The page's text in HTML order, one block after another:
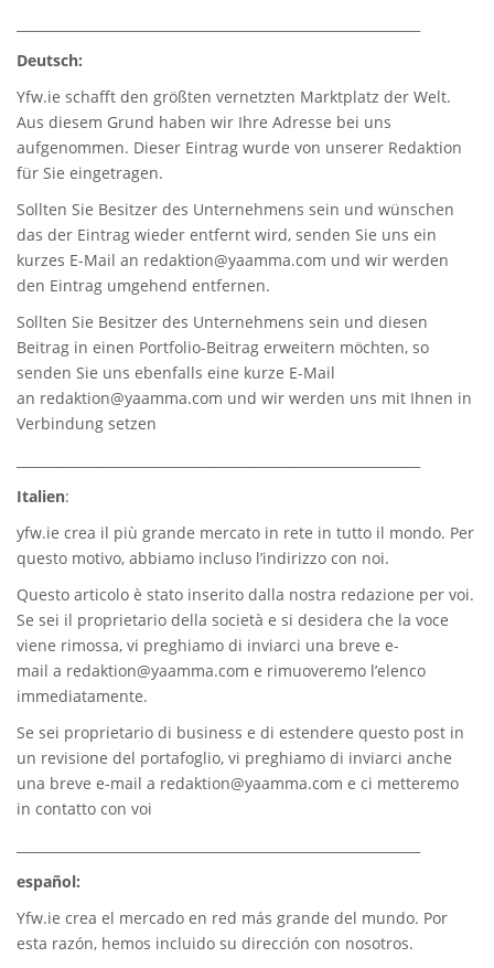
Deutsch:
Yfw.ie schafft den größten vernetzten Marktplatz der Welt.
Aus diesem Grund haben wir Ihre Adresse bei uns
aufgenommen. Dieser Eintrag wurde von unserer Redaktion
für Sie eingetragen.
Sollten Sie Besitzer des Unternehmens sein und wünschen
das der Eintrag wieder entfernt wird, senden Sie uns ein
kurzes E-Mail an redaktion@yaamma.com und wir werden
den Eintrag umgehend entfernen.
Sollten Sie Besitzer des Unternehmens sein und diesen
Beitrag in einen Portfolio-Beitrag erweitern möchten, so
senden Sie uns ebenfalls eine kurze E-Mail
an redaktion@yaamma.com und wir werden uns mit Ihnen in
Verbindung setzen
Italien:
yfw.ie crea il più grande mercato in rete in tutto il mondo. Per
questo motivo, abbiamo incluso l’indirizzo con noi.
Questo articolo è stato inserito dalla nostra redazione per voi.
Se sei il proprietario della società e si desidera che la voce
viene rimossa, vi preghiamo di inviarci una breve e-
mail a redaktion@yaamma.com e rimuoveremo l’elenco
immediatamente.
Se sei proprietario di business e di estendere questo post in
un revisione del portafoglio, vi preghiamo di inviarci anche
una breve e-mail a redaktion@yaamma.com e ci metteremo
in contatto con voi
español:
Yfw.ie crea el mercado en red más grande del mundo. Por
esta razón, hemos incluido su dirección con nosotros.